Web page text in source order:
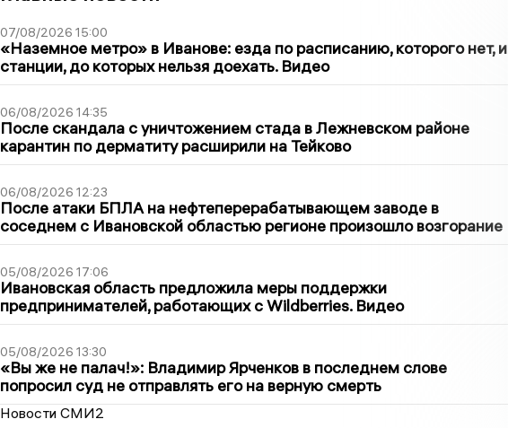
07/08/2026 15:00
«Наземное метро» в Иванове: езда по расписанию, которого нет, и
станции, до которых нельзя доехать. Видео
06/08/2026 14:35
После скандала с уничтожением стада в Лежневском районе
карантин по дерматиту расширили на Тейково
06/08/2026 12:23
После атаки БПЛА на нефтеперерабатывающем заводе в
соседнем с Ивановской областью регионе произошло возгорание
05/08/2026 17:06
Ивановская область предложила меры поддержки
предпринимателей, работающих с Wildberries. Видео
05/08/2026 13:30
«Вы же не палач!»: Владимир Ярченков в последнем слове
попросил суд не отправлять его на верную смерть
Новости СМИ2